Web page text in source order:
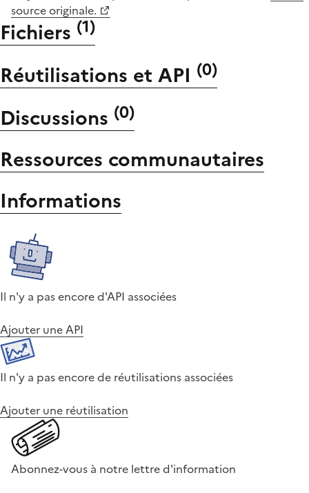
source originale.
Fichiers (1)
Réutilisations et API (0)
Discussions (0)
Ressources communautaires
Informations
Il n'y a pas encore d'API associées
Ajouter une API
Il n'y a pas encore de réutilisations associées
Ajouter une réutilisation
Abonnez-vous à notre lettre d'information